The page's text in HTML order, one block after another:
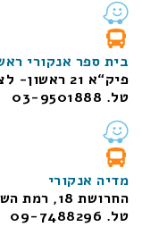
בית ספר אנקורי
פיק“א 21 ראשון- לציון
טל. 03-9501888
מדיה אנקורי
החרושת 18, רמת השרון
טל. 09-7488296